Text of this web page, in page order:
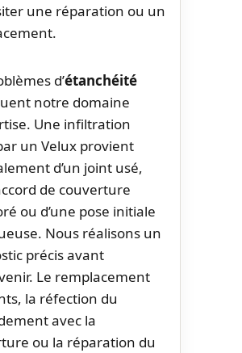
une réparation ou un
d’étanchéité
notre domaine
Une infiltration
un Velux provient
d’un joint usé,
de couverture
ou d’une pose initiale
Nous réalisons un
précis avant
Le remplacement
la réfection du
avec la
ou la réparation du